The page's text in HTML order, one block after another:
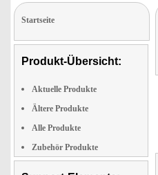
Startseite
Produkt-Übersicht:
Aktuelle Produkte
Ältere Produkte
Alle Produkte
Zubehör Produkte